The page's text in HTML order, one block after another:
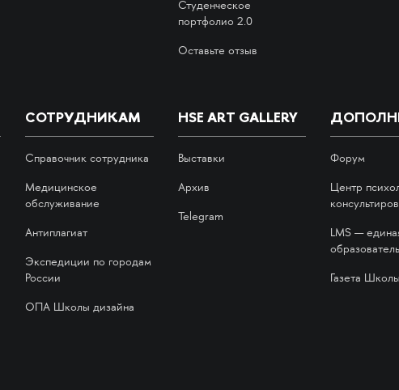
Студенческое
портфолио 2.0
Оставьте отзыв
СОТРУДНИКАМ
Справочник сотрудника
Медицинское
обслуживание
Антиплагиат
Экспедиции по городам
России
ОПА Школы дизайна
HSE ART GALLERY
Выставки
Архив
Telegram
Форум
Центр
LMS —
Газета